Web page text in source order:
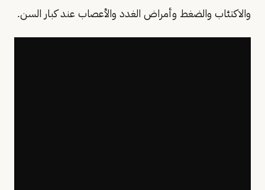
والاكتئاب والضغط وأمراض الغدد والأعصاب عند كبار السن.